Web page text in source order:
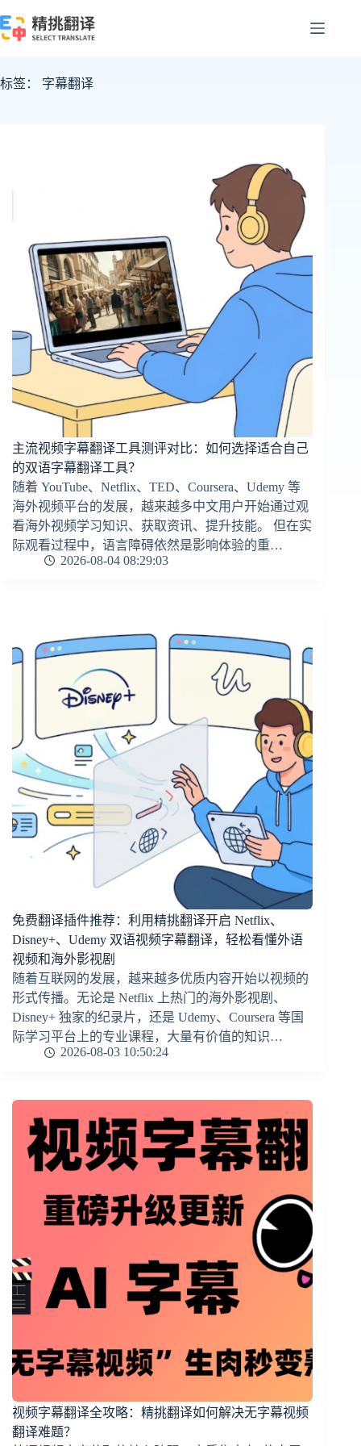
至
标签：
字幕翻译
主流视频字幕翻译工具测评对比：如何选择适合自己
的双语字幕翻译工具？
随着 YouTube、Netflix、TED、Coursera、Udemy 等
海外视频平台的发展，越来越多中文用户开始通过观
看海外视频学习知识、获取资讯、提升技能。 但在实
际观看过程中，语言障碍依然是影响体验的重…
2026-08-04 08:29:03
免费翻译插件推荐：利用精挑翻译开启 Netflix、
Disney+、Udemy 双语视频字幕翻译，轻松看懂外语
视频和海外影视剧
随着互联网的发展，越来越多优质内容开始以视频的
形式传播。无论是 Netflix 上热门的海外影视剧、
Disney+ 独家的纪录片，还是 Udemy、Coursera 等国
际学习平台上的专业课程，大量有价值的知识…
2026-08-03 10:50:24
视频字幕翻译全攻略：精挑翻译如何解决无字幕视频
翻译难题？